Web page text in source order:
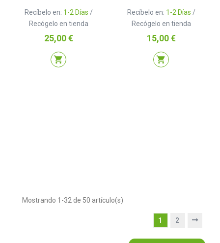
Recíbelo en: 1-2 Días /
Recógelo en tienda
Precio
25,00 €
shopping_cart
Recíbelo en: 1-2 Días /
Recógelo en tienda
Precio
15,00 €
shopping_cart
Mostrando 1-32 de 50 artículo(s)
1 2